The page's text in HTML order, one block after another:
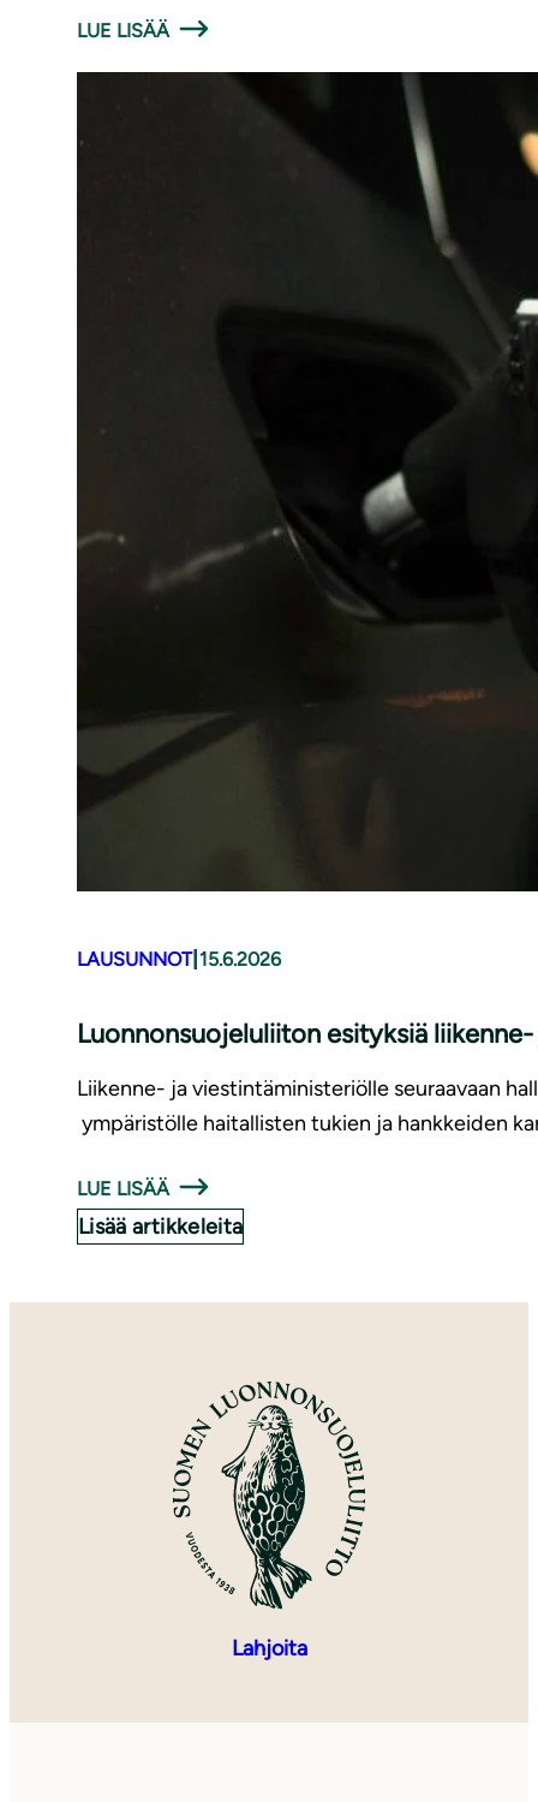
LUE LISÄÄ
LAUSUNNOT| 15.6.2026
Luonnonsuojeluliiton esityksiä
Liikenne- ja viestintäministeriölle seuraavaan
ympäristölle haitallisten tukien ja hankkeiden
LUE LISÄÄ
Lisää artikkeleita
Lahjoita